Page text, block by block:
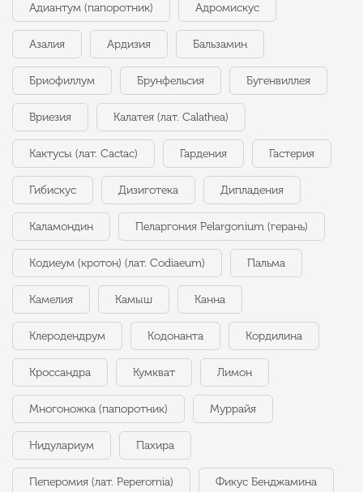
Адиантум (папоротник) Адромискус
Азалия Ардизия Бальзамин
Бриофиллум Брунфельсия Бугенвиллея
Вриезия Калатея (лат. Calathea)
Кактусы (лат. Cactac) Гардения Гастерия
Гибискус Дизиготека Дипладения
Каламондин Пеларгония Pelargonium (герань)
Кодиеум (кротон) (лат. Codiaeum) Пальма
Камелия Камыш Канна
Клеродендрум Кодонанта Кордилина
Кроссандра Кумкват Лимон
Многоножка (папоротник) Муррайя
Нидулариум Пахира
Пеперомия (лат. Peperomia) Фикус Бенджамина